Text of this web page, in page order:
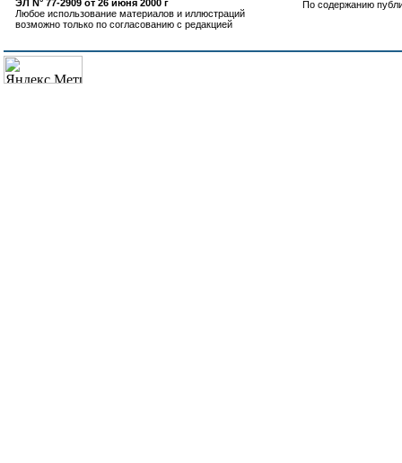
ЭЛ N° 77-2909 от 26 июня 2000 г
Любое использование материалов и иллюстраций
возможно только по согласованию с редакцией
По содержанию